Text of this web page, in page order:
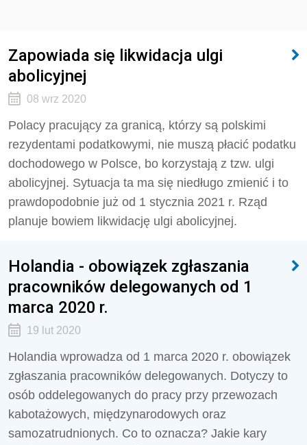
Zapowiada się likwidacja ulgi
abolicyjnej
08 wrz 2020
Polacy pracujący za granicą, którzy są polskimi
rezydentami podatkowymi, nie muszą płacić podatku
dochodowego w Polsce, bo korzystają z tzw. ulgi
abolicyjnej. Sytuacja ta ma się niedługo zmienić i to
prawdopodobnie już od 1 stycznia 2021 r. Rząd
planuje bowiem likwidację ulgi abolicyjnej.
Holandia - obowiązek zgłaszania
pracowników delegowanych od 1
marca 2020 r.
19 lut 2020
Holandia wprowadza od 1 marca 2020 r. obowiązek
zgłaszania pracowników delegowanych. Dotyczy to
osób oddelegowanych do pracy przy przewozach
kabotażowych, międzynarodowych oraz
samozatrudnionych. Co to oznacza? Jakie kary